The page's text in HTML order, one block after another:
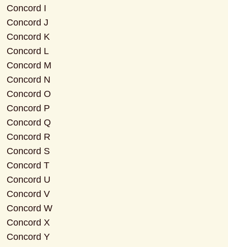
Concord I
Concord J
Concord K
Concord L
Concord M
Concord N
Concord O
Concord P
Concord Q
Concord R
Concord S
Concord T
Concord U
Concord V
Concord W
Concord X
Concord Y